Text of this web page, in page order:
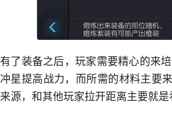
有了装备之后，玩家需要精心的来
冲星提高战力，而所需的材料主要
来源，和其他玩家拉开距离主要就